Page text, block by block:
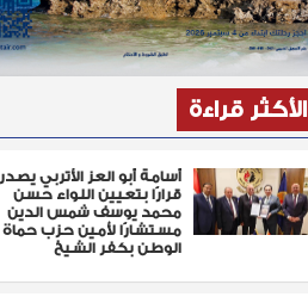
الأكثر قراءة
أسامة أبو العز الأتربي يصدر
قرارًا بتعيين اللواء حسن
محمد يوسف شمس الدين
مستشارًا لأمين حزب حماة
الوطن بكفر الشيخ